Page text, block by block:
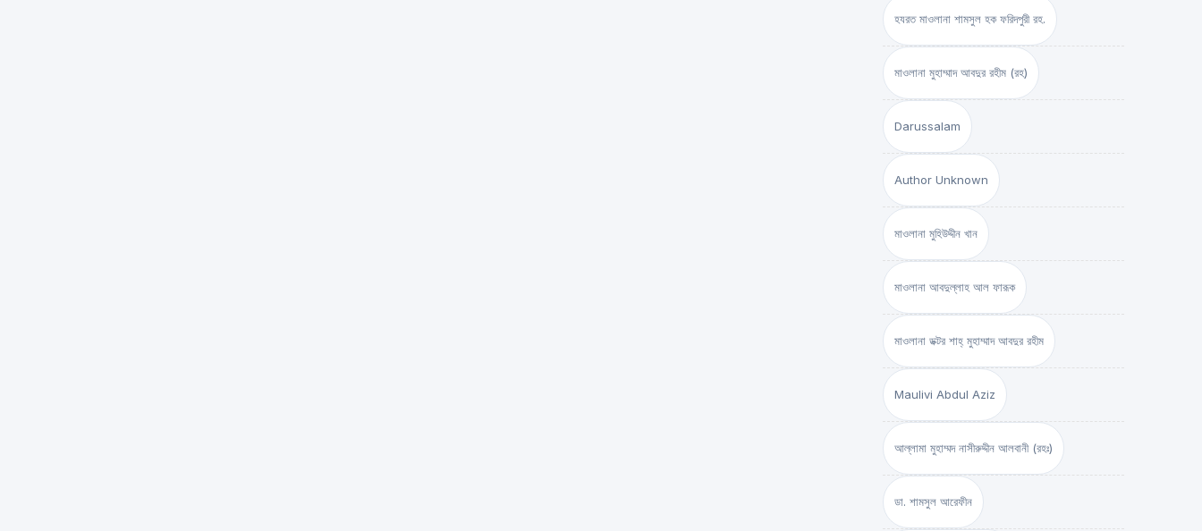
হযরত মাওলানা শামসুল হক ফরিদপুরী রহ.
মাওলানা মুহাম্মাদ আবদুর রহীম (রহ)
Darussalam
Author Unknown
মাওলানা মুহিউদ্দীন খান
মাওলানা আবদুল্লাহ আল ফারূক
মাওলানা ডক্টর শাহ্‌ মুহাম্মাদ আবদুর রহীম
Maulivi Abdul Aziz
আল্লামা মুহাম্মদ নাসীরুদ্দীন আলবানী (রহঃ)
ডা. শামসুল আরেফীন